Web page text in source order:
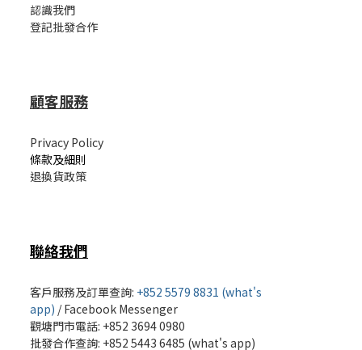
認識我們
登記批發合作
顧客服務
Privacy Policy
條款及細則
退換貨政策
聯絡我們
客戶服務及訂單查詢: +852 5579 8831 (what's
app) /Facebook Messenger
觀塘門市電話: +852 3694 0980
批發合作查詢: +852 5443 6485 (what's app)